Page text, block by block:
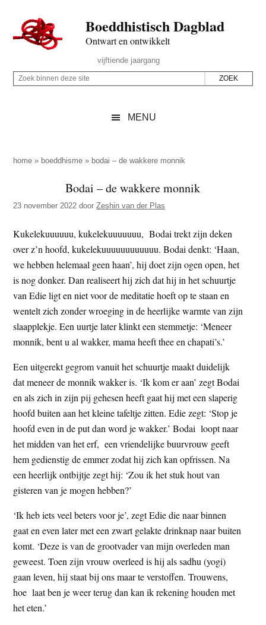
naar
de
inhoud
secondary
naar
de
sidebar
naar
de
Boeddhistisch Dagblad
Ontwart en ontwikkelt
Rechts
vijftiende jaargang
Z
p
z
e
s
i
t
e
Z
i
e
d
e
z
e
s
i
t
e
MENU
home » boeddhisme » bodai – de wakkere monnik
Bodai – de wakkere monnik
23 november 2022 doorZeshin van der Plas
Kukelekuuuuuu, kukelekuuuuuuu, Bodai trekt zijn deken
over z’n hoofd, kukelekuuuuuuuuuuuu. Bodai denkt: ‘Haan,
we hebben helemaal geen haan’, hij doet zijn ogen open, het
is nog donker. Dan realiseert hij zich dat hij in het schuurtje
van Edie ligt en niet voor de meditatie hoeft op te staan en
wentelt zich zonder wroeging in de heerlijke warmte van zijn
slaapplekje. Een uurtje later klinkt een stemmetje: ‘Meneer
monnik, bent u al wakker, mama heeft thee en chapati’s.’
Een uitgerekt gegrom vanuit het schuurtje maakt duidelijk
dat meneer de monnik wakker is. ‘Ik kom er aan’ zegt Bodai
en als zich in zijn pij gehesen heeft gaat hij met een slaperig
hoofd buiten aan het kleine tafeltje zitten. Edie zegt: ‘Stop je
hoofd even in de put dan word je wakker.’ Bodai loopt naar
het midden van het erf, een vriendelijke buurvrouw geeft
hem gedienstig de emmer zodat hij zich kan opfrissen. Na
een heerlijk ontbijtje zegt hij: ‘Zou ik het stuk hout van
gisteren van je mogen hebben?’
‘Ik heb iets veel beters voor je’, zegt Edie die naar binnen
gaat en even later met een zwart gelakte drinknap naar buiten
komt. ‘Deze is van de grootvader van mijn overleden man
geweest. Toen zijn vrouw overleed is hij als sadhu (yogi)
gaan leven, hij staat bij ons maar te verstoffen. Trouwens,
hoe laat ben je weer terug dan kan ik rekening houden met
het eten.’